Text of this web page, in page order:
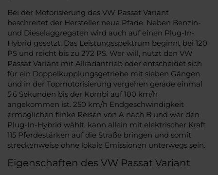
Bei der Motorisierung des VW Passat Variant
beschreitet der Hersteller neue Pfade. Neben Benzin-
und Dieselaggregaten wird auch auf einen Plug-In-
Hybrid gesetzt. Das Leistungsspektrum beginnt bei 120
PS und reicht bis zu 272 PS. Wer will, nutzt den VW
Passat Variant mit Allradantrieb oder entscheidet sich
für ein Doppelkupplungsgetriebe mit sieben Gängen
und in der Topmotorisierung vergehen gerade einmal
5,6 Sekunden bis der Kombi auf 100 km/h
angekommen ist. 250 km/h Endgeschwindigkeit
ermöglichen flinke Reisen von A nach B und wer den
Plug-In-Hybrid wählt, kann allein mit elektrischer Kraft
115 Pferdestärken auf die Straße bringen und somit
streckenweise ohne lokale Emissionen unterwegs sein.
Eigenschaften des VW Passat Variant